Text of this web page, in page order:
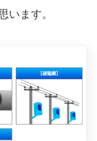
います。